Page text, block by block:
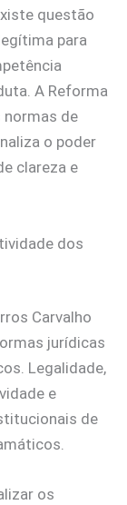
questão
para
A Reforma
normas de
o poder
clareza e
dos
Carvalho
jurídicas
Legalidade,
e
de
os